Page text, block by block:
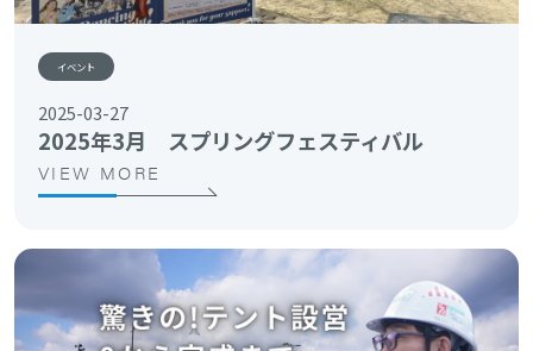
イベント
2025-03-27
2025年3月 スプリングフェスティバル
VIEW MORE